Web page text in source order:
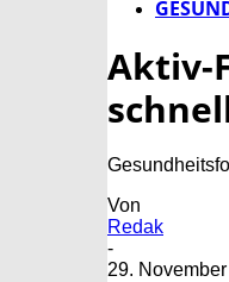
Aktiv-
Von
Redak
-
29.